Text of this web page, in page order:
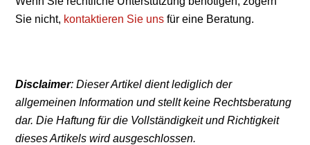
Sie nicht, kontaktieren Sie uns für eine Beratung.
Disclaimer: Dieser Artikel dient lediglich der
allgemeinen Information und stellt keine Rechtsberatung
dar. Die Haftung für die Vollständigkeit und Richtigkeit
dieses Artikels wird ausgeschlossen.